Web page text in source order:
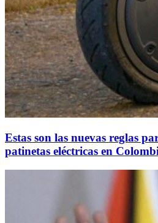
Estas son las nuevas reglas
patinetas eléctricas en